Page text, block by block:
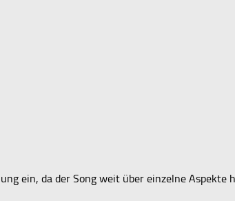
ein, da der Song weit über einzelne Aspekte